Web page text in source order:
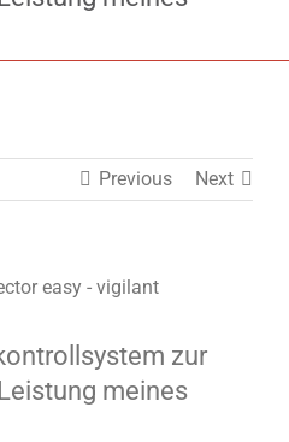
Previous Next
zur
meines